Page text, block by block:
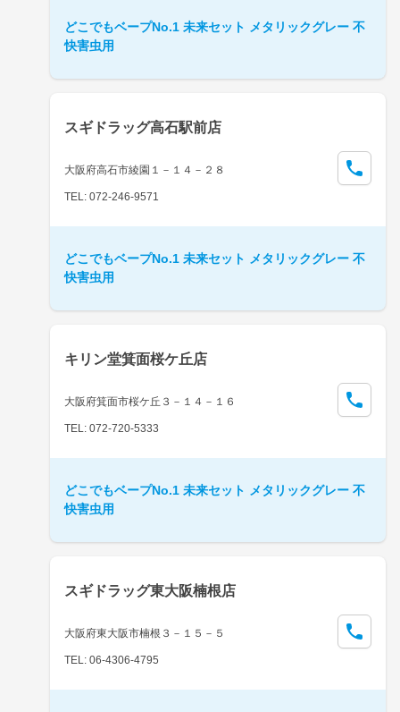
どこでもベープNo.1 未来セット メタリックグレー 不
快害虫用
スギドラッグ高石駅前店
大阪府高石市綾園１－１４－２８
TEL: 072-246-9571
どこでもベープNo.1 未来セット メタリックグレー 不
快害虫用
キリン堂箕面桜ケ丘店
大阪府箕面市桜ケ丘３－１４－１６
TEL: 072-720-5333
どこでもベープNo.1 未来セット メタリックグレー 不
快害虫用
スギドラッグ東大阪楠根店
大阪府東大阪市楠根３－１５－５
TEL: 06-4306-4795